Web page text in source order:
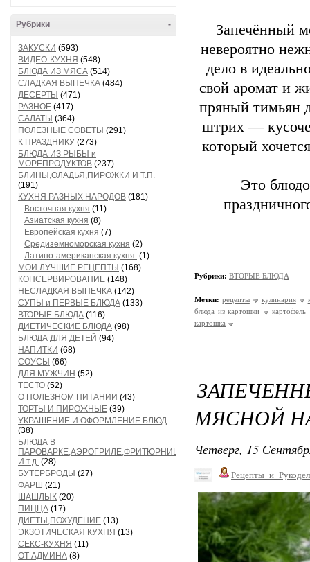
-
Рубрики
ЗАКУСКИ (593)
ВИДЕО-КУХНЯ (548)
БЛЮДА ИЗ МЯСА (514)
СЛАДКАЯ ВЫПЕЧКА (484)
ДЕСЕРТЫ (471)
РАЗНОЕ (417)
САЛАТЫ (364)
ПОЛЕЗНЫЕ СОВЕТЫ (291)
К ПРАЗДНИКУ (273)
БЛЮДА ИЗ РЫБЫ и
МОРЕПРОДУКТОВ (237)
БЛИНЫ,ОЛАДЬЯ,ПИРОЖКИ И Т.П.
(191)
КУХНЯ РАЗНЫХ НАРОДОВ (181)
Восточная кухня (11)
Азиатская кухня (8)
Европейская кухня (7)
Средиземноморская кухня (2)
Латино-американская кухня. (1)
МОИ ЛУЧШИЕ РЕЦЕПТЫ (168)
КОНСЕРВИРОВАНИЕ (148)
НЕСЛАДКАЯ ВЫПЕЧКА (142)
СУПЫ и ПЕРВЫЕ БЛЮДА (133)
ВТОРЫЕ БЛЮДА (116)
ДИЕТИЧЕСКИЕ БЛЮДА (98)
БЛЮДА ДЛЯ ДЕТЕЙ (94)
НАПИТКИ (68)
СОУСЫ (66)
ДЛЯ МУЖЧИН (52)
ТЕСТО (52)
О ПОЛЕЗНОМ ПИТАНИИ (43)
ТОРТЫ И ПИРОЖНЫЕ (39)
УКРАШЕНИЕ И ОФОРМЛЕНИЕ БЛЮД
(38)
БЛЮДА В
ПАРОВАРКЕ,АЭРОГРИЛЕ,ФРИТЮРНИЦЕ
И т.д. (28)
БУТЕРБРОДЫ (27)
ФАРШ (21)
ШАШЛЫК (20)
ПИЦЦА (17)
ДИЕТЫ,ПОХУДЕНИЕ (13)
ЭКЗОТИЧЕСКАЯ КУХНЯ (13)
СЕКС-КУХНЯ (11)
ОТ АДМИНА (8)
Запечённый
невероятно
дело в
свой аромат и
пряный тимьян
штрих —
который
Это
Рубрики: ВТОРЫЕ БЛЮДА
Метки: рецепты кулинария
блюда из картошки
картофель
картошка
МЯСНОЙ
Четверг, 15